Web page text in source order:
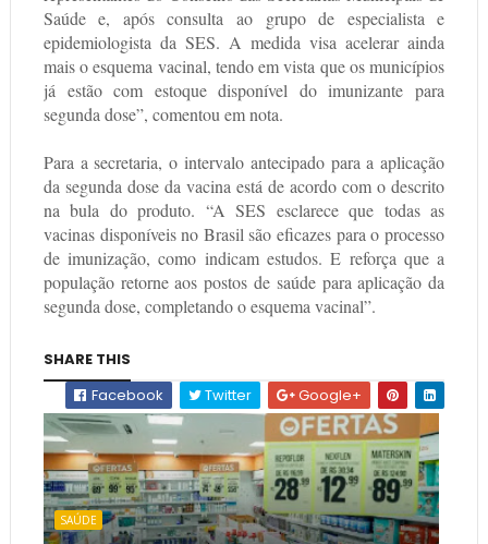
Saúde e, após consulta ao grupo de especialista e
epidemiologista da SES. A medida visa acelerar ainda
mais o esquema vacinal, tendo em vista que os municípios
já estão com estoque disponível do imunizante para
segunda dose”, comentou em nota.
Para a secretaria, o intervalo antecipado para a aplicação
da segunda dose da vacina está de acordo com o descrito
na bula do produto. “A SES esclarece que todas as
vacinas disponíveis no Brasil são eficazes para o processo
de imunização, como indicam estudos. E reforça que a
população retorne aos postos de saúde para aplicação da
segunda dose, completando o esquema vacinal”.
SHARE THIS
Facebook
Twitter Google+
SAÚDE